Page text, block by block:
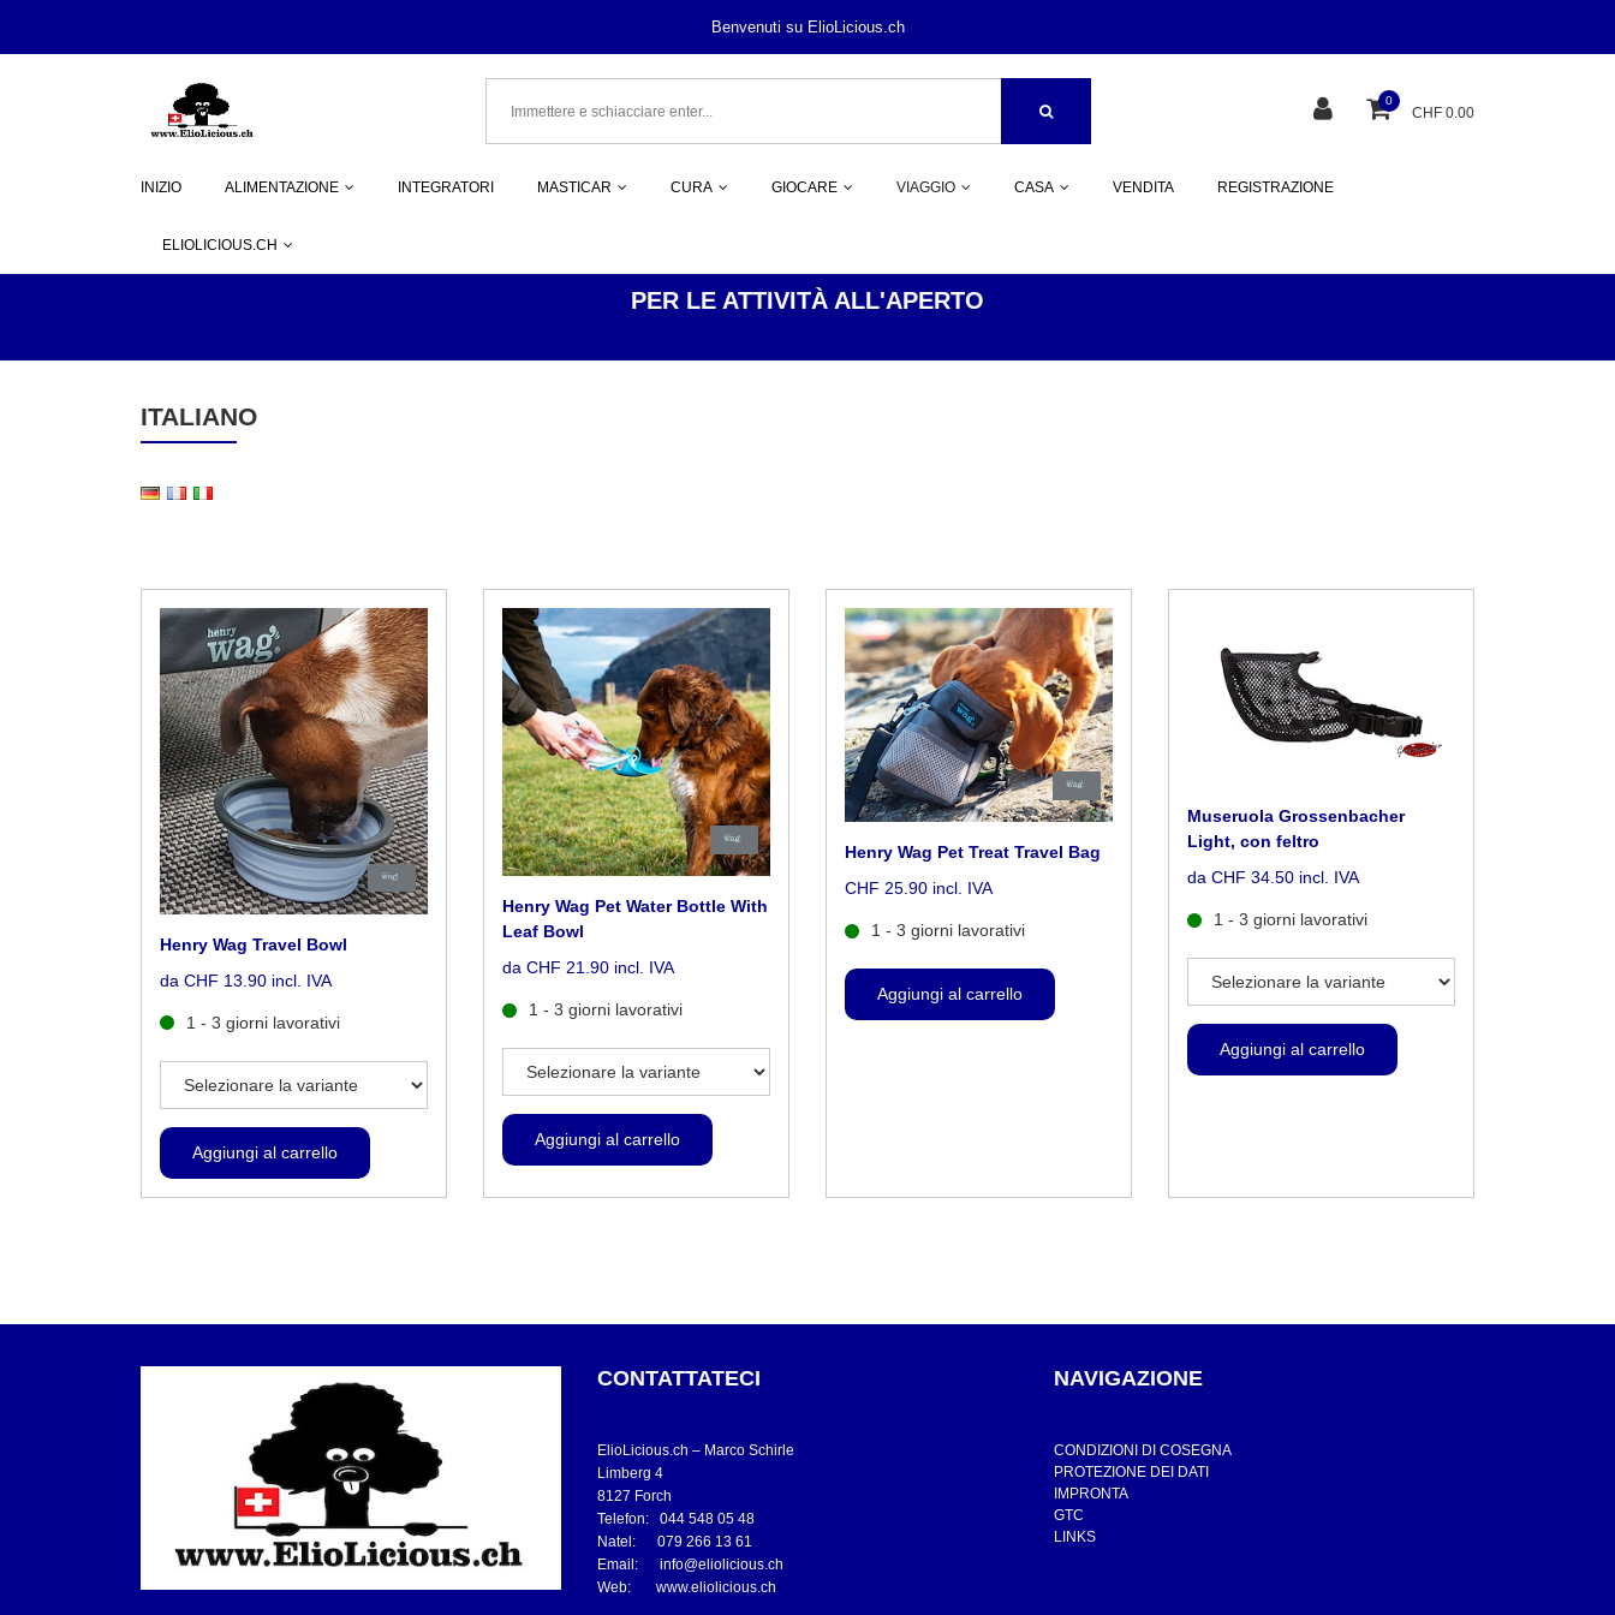
Benvenuti su ElioLicious.ch
0
CHF 0.00
INIZIO ALIMENTAZIONE INTEGRATORI MASTICAR CURA GIOCARE VIAGGIO CASA VENDITA REGISTRAZIONE
ELIOLICIOUS.CH
PER LE ATTIVITÀ ALL'APERTO
ITALIANO
Henry Wag Travel Bowl
da CHF 13.90 incl. IVA
1 - 3 giorni lavorativi
Henry Wag Pet Water Bottle With
Leaf Bowl
da CHF 21.90 incl. IVA
1 - 3 giorni lavorativi
Henry Wag Pet Treat Travel Bag
CHF 25.90 incl. IVA
1 - 3 giorni lavorativi
Museruola Grossenbacher
Light, con feltro
da CHF 34.50 incl. IVA
1 - 3 giorni lavorativi
CONTATTATECI
ElioLicious.ch – Marco Schirle
Limberg 4
8127 Forch
Telefon: 044 548 05 48
Natel: 079 266 13 61
Email: info@eliolicious.ch
Web: www.eliolicious.ch
NAVIGAZIONE
CONDIZIONI DI COSEGNA
PROTEZIONE DEI DATI
IMPRONTA
GTC
LINKS